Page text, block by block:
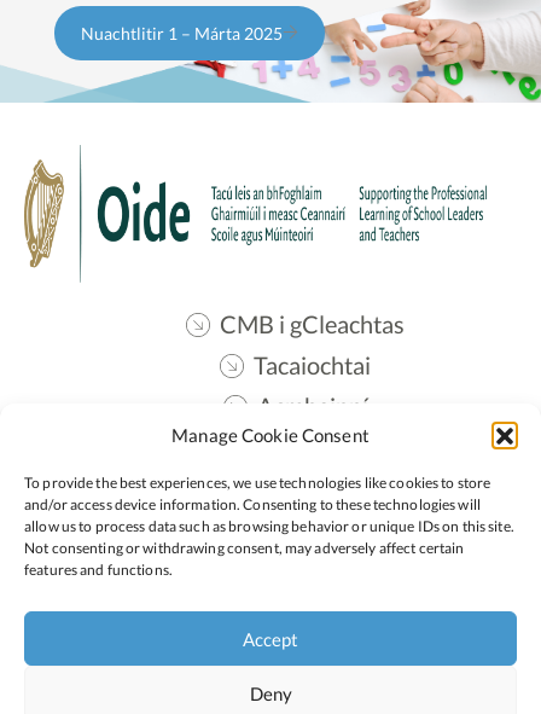
Manage Cookie Consent
To provide the best experiences, we use technologies like cookies to store
and/or access device information. Consenting to these technologies will
allow us to process data such as browsing behavior or unique IDs on this site.
Not consenting or withdrawing consent, may adversely affect certain
features and functions.
Accept
Deny
Nuachtlitir 1 – Márta 2025
CMB i gCleachtas
Tacaiochtai
Acmhainní
Teangmháil
Oide STEM
Polasaí Príobháideachais
Polasaí Fianáin